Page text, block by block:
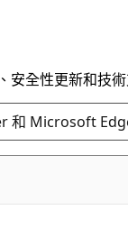
全性更新和技術
和 Microsoft